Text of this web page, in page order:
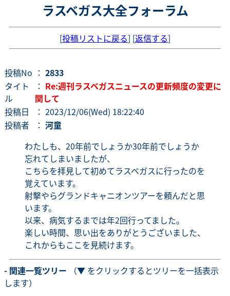
ラスベガス大全フォーラム
[投稿リストに戻る] [返信する]
投稿No ： 2833
タイト
ル
： Re:週刊ラスベガスニュースの更新頻度の変更に
関して
投稿日
： 2023/12/06(Wed) 18:22:40
投稿者
： 河童
わたしも、20年前でしょうか30年前でしょうか
忘れてしまいましたが、
こちらを拝見して初めてラスベガスに行ったのを
覚えています。
射撃やらグランドキャニオンツアーを頼んだと思
います。
以来、病気するまでは年2回行ってました。
楽しい時間、思い出をありがとうございました、
これからもここを見続けます。
- 関連一覧ツリー （▼ をクリックするとツリーを一括表示
します）